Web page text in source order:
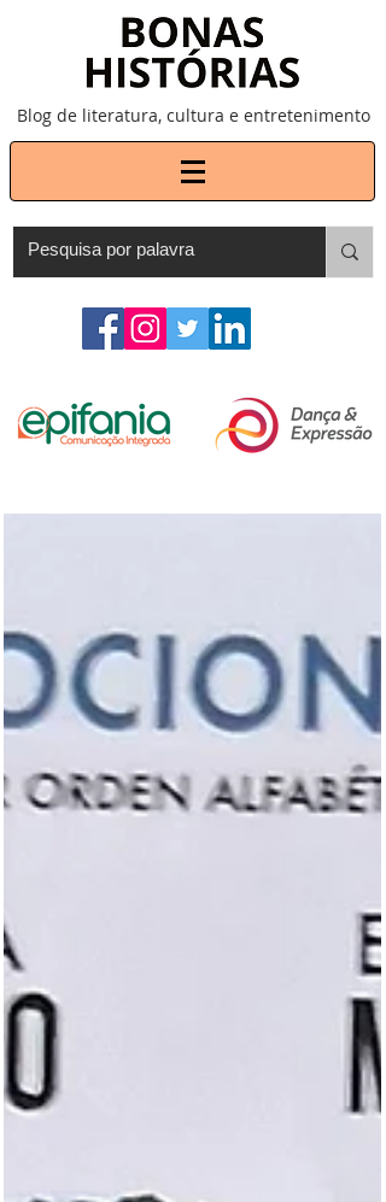
Blog de literatura, cultura e entretenimento